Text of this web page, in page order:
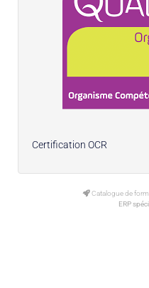
Certification OCR
Catalogue de
ERP